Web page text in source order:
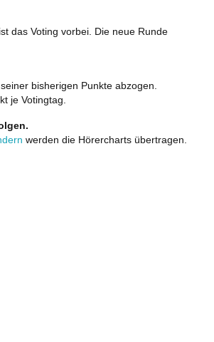
das Voting vorbei. Die neue Runde
bisherigen Punkte abzogen.
je Votingtag.
werden die Hörercharts übertragen.